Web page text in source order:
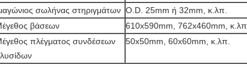
σωλήνας στηριγμάτων O.D. 25mm ή 32mm, κ.λπ.
βάσεων
610x590mm, 762x460mm, κ.λπ.
πλέγματος συνδέσεων
50x50mm, 60x60mm, κ.λπ.